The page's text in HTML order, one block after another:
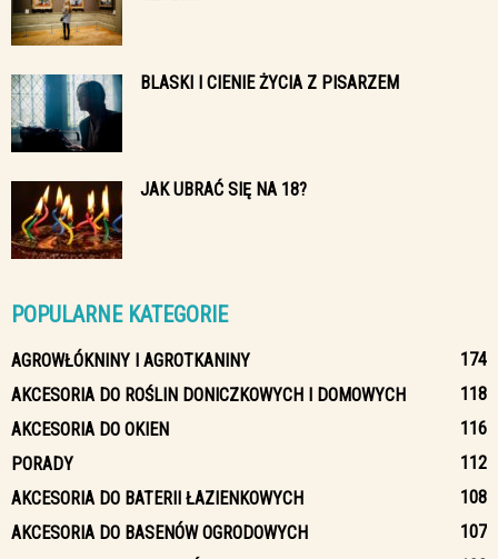
BLASKI I CIENIE ŻYCIA Z PISARZEM
JAK UBRAĆ SIĘ NA 18?
POPULARNE KATEGORIE
AGROWŁÓKNINY I AGROTKANINY
174
AKCESORIA DO ROŚLIN DONICZKOWYCH I DOMOWYCH
118
AKCESORIA DO OKIEN
116
PORADY
112
AKCESORIA DO BATERII ŁAZIENKOWYCH
108
AKCESORIA DO BASENÓW OGRODOWYCH
107